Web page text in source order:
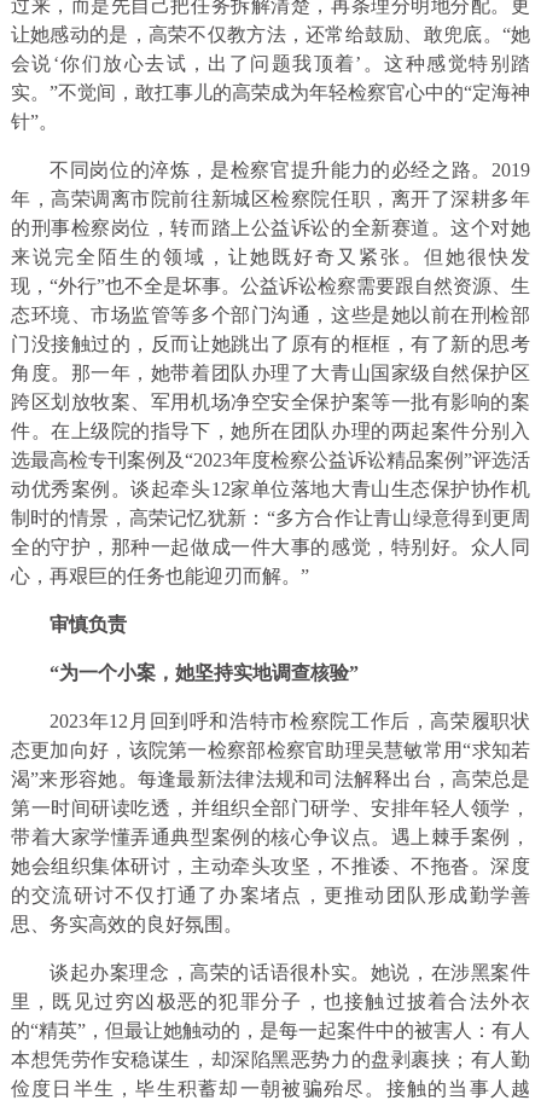
过来，而是先自己把任务拆解清楚，再条理分明地分配。更
让她感动的是，高荣不仅教方法，还常给鼓励、敢兜底。“她
会说‘你们放心去试，出了问题我顶着’。这种感觉特别踏
实。”不觉间，敢扛事儿的高荣成为年轻检察官心中的“定海神
针”。
不同岗位的淬炼，是检察官提升能力的必经之路。2019
年，高荣调离市院前往新城区检察院任职，离开了深耕多年
的刑事检察岗位，转而踏上公益诉讼的全新赛道。这个对她
来说完全陌生的领域，让她既好奇又紧张。但她很快发
现，“外行”也不全是坏事。公益诉讼检察需要跟自然资源、生
态环境、市场监管等多个部门沟通，这些是她以前在刑检部
门没接触过的，反而让她跳出了原有的框框，有了新的思考
角度。那一年，她带着团队办理了大青山国家级自然保护区
跨区划放牧案、军用机场净空安全保护案等一批有影响的案
件。在上级院的指导下，她所在团队办理的两起案件分别入
选最高检专刊案例及“2023年度检察公益诉讼精品案例”评选活
动优秀案例。谈起牵头12家单位落地大青山生态保护协作机
制时的情景，高荣记忆犹新：“多方合作让青山绿意得到更周
全的守护，那种一起做成一件大事的感觉，特别好。众人同
心，再艰巨的任务也能迎刃而解。”
审慎负责
“为一个小案， 她坚持实地调查核验”
2023年12月回到呼和浩特市检察院工作后，高荣履职状
态更加向好，该院第一检察部检察官助理吴慧敏常用“求知若
渴”来形容她。每逢最新法律法规和司法解释出台，高荣总是
第一时间研读吃透，并组织全部门研学、安排年轻人领学，
带着大家学懂弄通典型案例的核心争议点。遇上棘手案例，
她会组织集体研讨，主动牵头攻坚，不推诿、不拖沓。深度
的交流研讨不仅打通了办案堵点，更推动团队形成勤学善
思、务实高效的良好氛围。
谈起办案理念，高荣的话语很朴实。她说，在涉黑案件
里，既见过穷凶极恶的犯罪分子，也接触过披着合法外衣
的“精英”，但最让她触动的，是每一起案件中的被害人：有人
本想凭劳作安稳谋生，却深陷黑恶势力的盘剥裹挟；有人勤
俭度日半生，毕生积蓄却一朝被骗殆尽。接触的当事人越